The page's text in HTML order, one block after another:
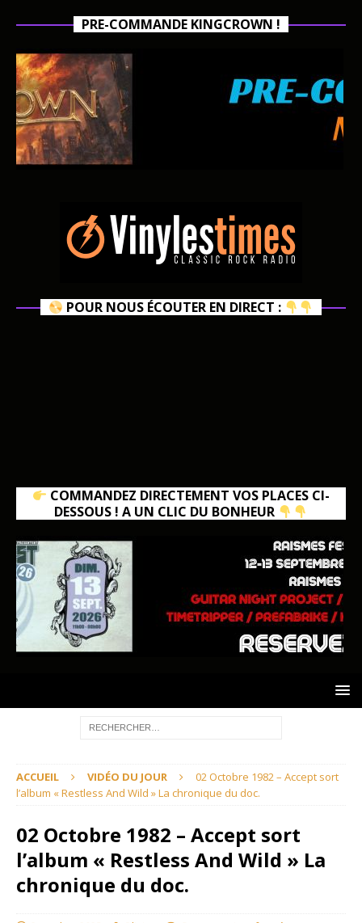
PRE-COMMANDE KINGCROWN !
POUR NOUS ÉCOUTER EN DIRECT :
COMMANDEZ DIRECTEMENT VOS PLACES CI-
DESSOUS ! A UN CLIC DU BONHEUR
ACCUEIL VIDÉO DU JOUR
02 Octobre 1982 – Accept sort
l’album « Restless And Wild » La chronique du doc.
02 Octobre 1982 – Accept sort
l’album « Restless And Wild » La
chronique du doc.